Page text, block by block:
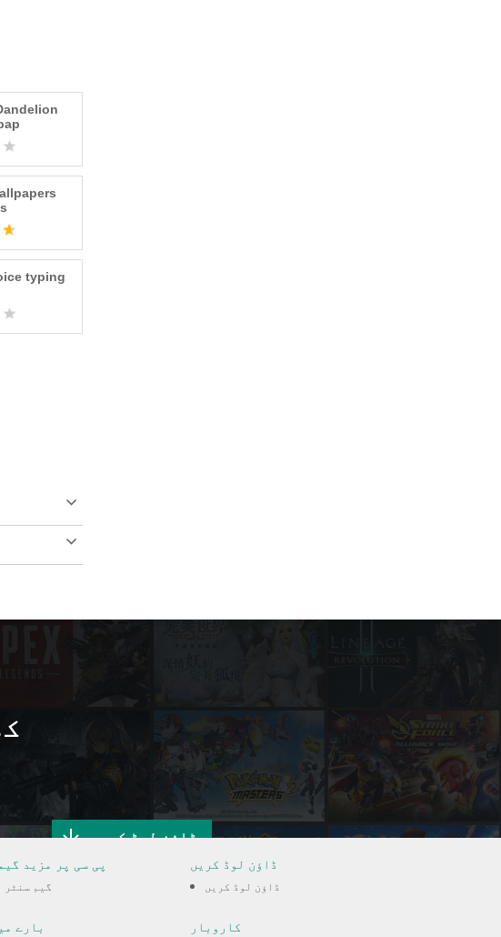
typing
ڈاؤن لوڈ کریں
پی سی پر مزید
گیم سنٹر
بارے
ڈاؤن لوڈ کریں
ڈاؤن لوڈ کریں
کاروبار